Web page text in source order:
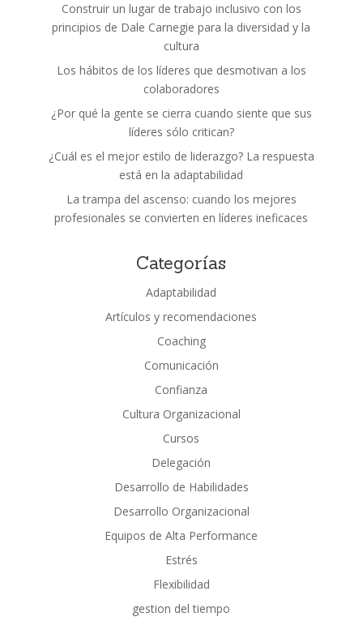
Construir un lugar de trabajo inclusivo con los
principios de Dale Carnegie para la diversidad y la
cultura
Los hábitos de los líderes que desmotivan a los
colaboradores
¿Por qué la gente se cierra cuando siente que sus
líderes sólo critican?
¿Cuál es el mejor estilo de liderazgo? La respuesta
está en la adaptabilidad
La trampa del ascenso: cuando los mejores
profesionales se convierten en líderes ineficaces
Categorías
Adaptabilidad
Artículos y recomendaciones
Coaching
Comunicación
Confianza
Cultura Organizacional
Cursos
Delegación
Desarrollo de Habilidades
Desarrollo Organizacional
Equipos de Alta Performance
Estrés
Flexibilidad
gestion del tiempo